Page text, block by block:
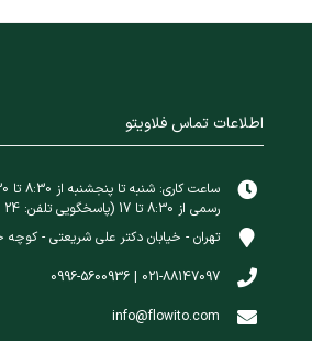
اطلاعات تماس فلاویتو
رسمی از 8:30 تا 17 (پاسخگویی تلفن: 24 ساعته)
تهران - خیابان دکتر علی شریعتی - کوچه
021-88147097 | 0996-5600936
info@flowito.com